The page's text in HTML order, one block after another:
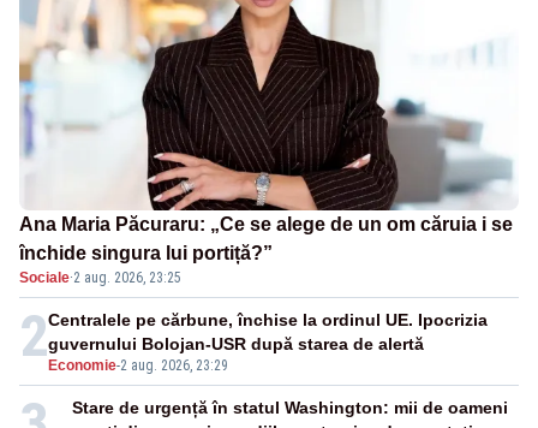
Ana Maria Păcuraru: „Ce se alege de un om căruia i se
închide singura lui portiță?”
Sociale·2 aug. 2026, 23:25
2 Economie-2 aug. 2026, 23:29
Centralele pe cărbune, închise la ordinul UE. Ipocrizia
guvernului Bolojan-USR după starea de alertă
Stare de urgență în statul Washington: mii de oameni